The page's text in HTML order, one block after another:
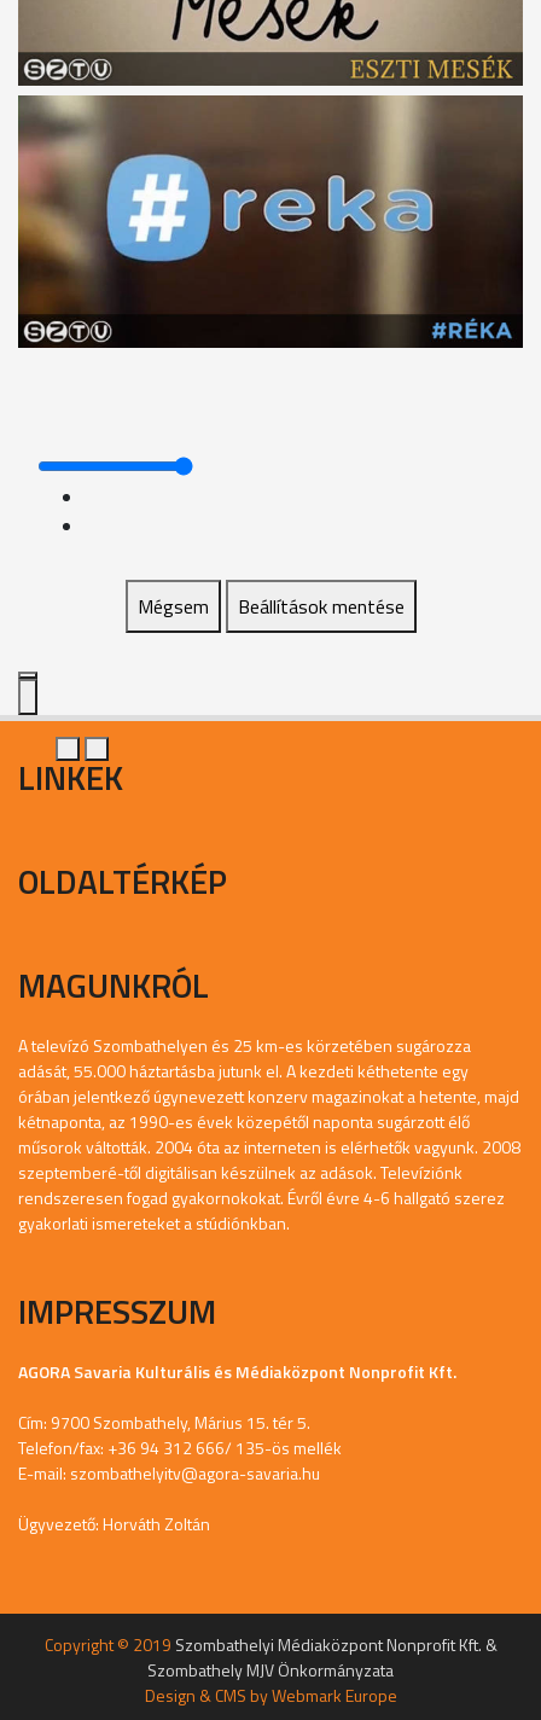
Mégsem Beállítások mentése
LINKEK
OLDALTÉRKÉP
MAGUNKRÓL
A televízó Szombathelyen és 25 km-es körzetében sugározza
adását, 55.000 háztartásba jutunk el. A kezdeti kéthetente egy
órában jelentkező úgynevezett konzerv magazinokat a hetente, majd
kétnaponta, az 1990-es évek közepétől naponta sugárzott élő
műsorok váltották. 2004 óta az interneten is elérhetők vagyunk. 2008
szeptemberé-től digitálisan készülnek az adások. Televíziónk
rendszeresen fogad gyakornokokat. Évről évre 4-6 hallgató szerez
gyakorlati ismereteket a stúdiónkban.
IMPRESSZUM
AGORA Savaria Kulturális és Médiaközpont Nonprofit Kft.
Cím: 9700 Szombathely, Márius 15. tér 5.
Telefon/fax: +36 94 312 666/ 135-ös mellék
E-mail: szombathelyitv@agora-savaria.hu
Ügyvezető: Horváth Zoltán
Copyright © 2019 Szombathelyi Médiaközpont Nonprofit Kft. &
Szombathely MJV Önkormányzata
Design & CMS byWebmark Europe